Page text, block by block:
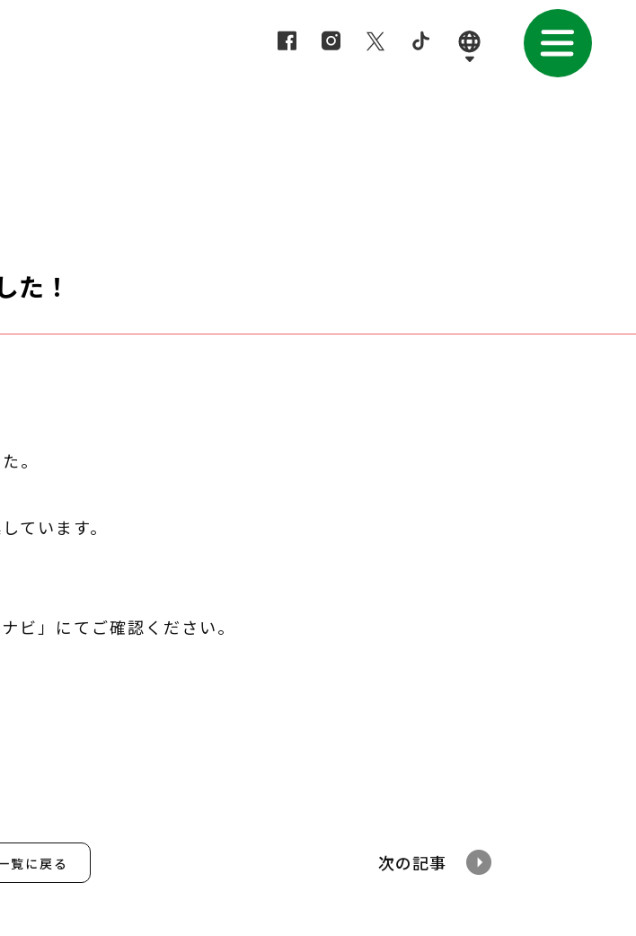
た！
。
ています。
ビ」にてご確認ください。
覧に戻る 次の記事